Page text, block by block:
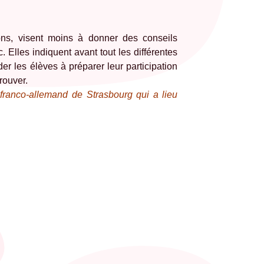
visent moins à donner des conseils
Elles indiquent avant tout les différentes
les élèves à préparer leur participation
allemand de Strasbourg qui a lieu